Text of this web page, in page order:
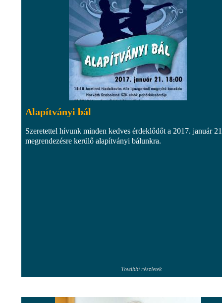
Alapítványi bál
Szeretettel hívunk minden kedves érdeklődőt a 2017. január
megrendezésre kerülő alapítványi bálunkra.
További részletek